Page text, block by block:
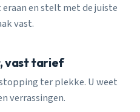
en stelt met de juiste
vast.
vast tarief
ter plekke. U weet
verrassingen.